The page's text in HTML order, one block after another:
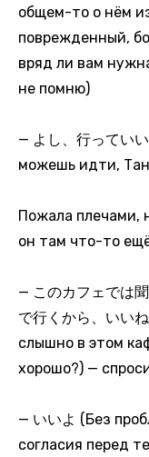
общем-то о нём
поврежденный,
вряд ли вам
не помню)
— よし、行ってい
можешь идти,
Пожала плечами,
он там что-то
— このカフェでは
で行くから、いい
слышно в этом
хорошо?) —
— いいよ (Без
согласия перед